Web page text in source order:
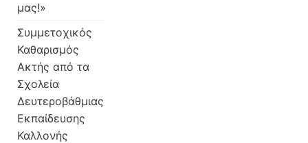
μας!»
Συμμετοχικός
Καθαρισμός
Ακτής από τα
Σχολεία
Δευτεροβάθμιας
Εκπαίδευσης
Καλλονής